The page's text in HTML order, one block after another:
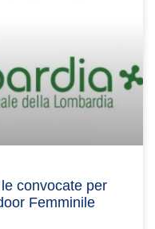
convocate per
Femminile